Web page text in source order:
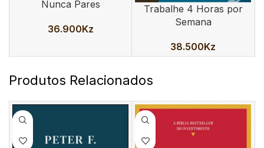
Nunca Pares
36.900Kz
Trabalhe 4 Horas por
Semana
38.500Kz
Produtos Relacionados